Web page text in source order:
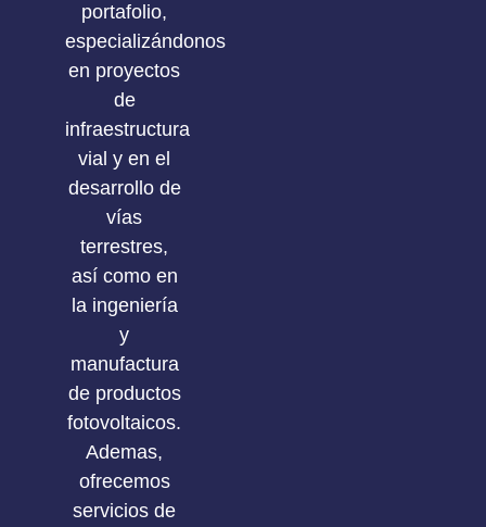
portafolio,
especializándonos
en proyectos
de
infraestructura
vial y en el
desarrollo de
vías
terrestres,
así como en
la ingeniería
y
manufactura
de productos
fotovoltaicos.
Ademas,
ofrecemos
servicios de